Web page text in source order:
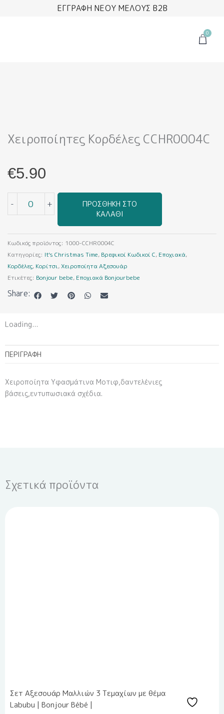
ΕΓΓΡΑΦΗ ΝΕΟΥ ΜΕΛΟΥΣ B2B
0
Cart
Χειροποίητες Κορδέλες CCHR0004C
€5.90
-
Κορδέλες
ποσότητα
+
ΠΡΟΣΘΉΚΗ ΣΤΟ
ΚΑΛΆΘΙ
Κωδικός προϊόντος: 1000-CCHR0004C
Κατηγορίες: It's Christmas Time, Βρεφικοί Κωδικοί C, Εποχιακά,
Κορδέλες, Κορίτσι,Χειροποίητα Αξεσουάρ
Ετικέτες: Bonjour bebe, Εποχιακά Bonjourbebe
Share:
Loading...
ΠΕΡΙΓΡΑΦΉ
Χειροποίητα Υφασμάτινα Μοτιφ,δαντελένιες
βάσεις,εντυπωσιακά σχέδια.
Σχετικά προϊόντα
Σετ Αξεσουάρ Μαλλιών 3 Τεμαχίων με θέμα
Labubu | Bonjour Bébé |